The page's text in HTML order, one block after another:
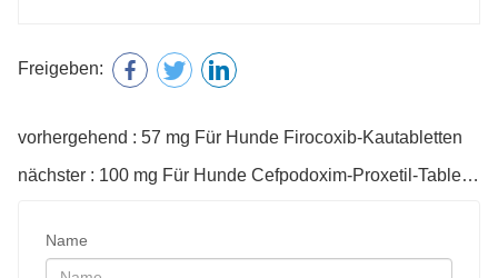
Freigeben:
vorhergehend : 57 mg Für Hunde Firocoxib-Kautabletten
nächster : 100 mg Für Hunde Cefpodoxim-Proxetil-Tabletten
Name